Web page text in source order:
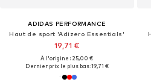
ADIDAS PERFORMANCE
Haut de sport 'Adizero Essentials'
19,71 €
À l'origine : 25,00 €
Dernier prix le plus bas :19,71 €